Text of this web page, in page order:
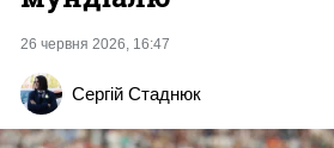
26 червня 2026, 16:47
Сергій Стаднюк